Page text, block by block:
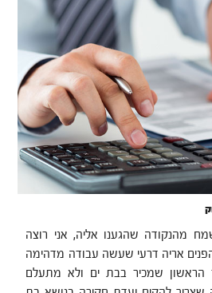
מהנקודה שהגענו אליה, אני רוצה
אריה דרעי שעשה עבודה מדהימה
הראשון שמכיר בבת ים ולא מתעלם